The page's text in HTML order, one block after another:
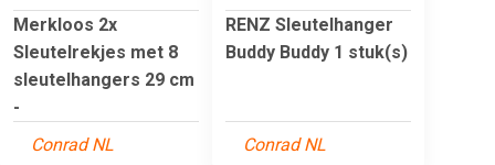
Merkloos 2x
Sleutelrekjes met 8
sleutelhangers 29 cm
-
Conrad NL
RENZ Sleutelhanger
Buddy Buddy 1 stuk(s)
Conrad NL